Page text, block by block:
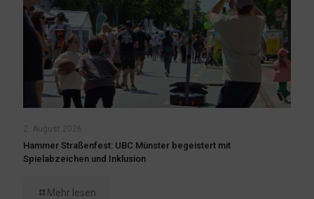
2. August 2026
Hammer Straßenfest: UBC Münster begeistert mit
Spielabzeichen und Inklusion
Mehr lesen